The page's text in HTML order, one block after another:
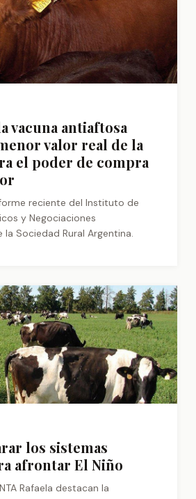
vacuna antiaftosa
valor real de la
el poder de compra
reciente del Instituto de
y Negociaciones
la Sociedad Rural Argentina.
los sistemas
afrontar El Niño
Rafaela destacan la